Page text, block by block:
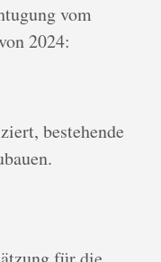
vom
2024:
bestehende